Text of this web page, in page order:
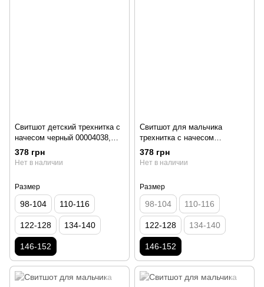
Свитшот детский трехнитка с
начесом черный 00004038,
146-152 см, 10-11 лет
378 грн
Нет в наличии
Размер
98-104 110-116
122-128 134-140
146-152
Свитшот для мальчика
трехнитка с начесом
00004036, 146-152 см, 10-11
лет
378 грн
Нет в наличии
Размер
98-104 110-116
122-128 134-140
146-152